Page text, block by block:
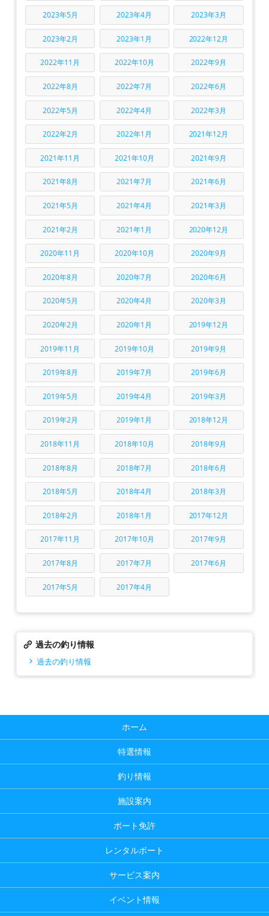
2023年5月 2023年4月 2023年3月
2023年2月 2023年1月 2022年12月
2022年11月 2022年10月 2022年9月
2022年8月 2022年7月 2022年6月
2022年5月 2022年4月 2022年3月
2022年2月 2022年1月 2021年12月
2021年11月 2021年10月 2021年9月
2021年8月 2021年7月 2021年6月
2021年5月 2021年4月 2021年3月
2021年2月 2021年1月 2020年12月
2020年11月 2020年10月 2020年9月
2020年8月 2020年7月 2020年6月
2020年5月 2020年4月 2020年3月
2020年2月 2020年1月 2019年12月
2019年11月 2019年10月 2019年9月
2019年8月 2019年7月 2019年6月
2019年5月 2019年4月 2019年3月
2019年2月 2019年1月 2018年12月
2018年11月 2018年10月 2018年9月
2018年8月 2018年7月 2018年6月
2018年5月 2018年4月 2018年3月
2018年2月 2018年1月 2017年12月
2017年11月 2017年10月 2017年9月
2017年8月 2017年7月 2017年6月
2017年5月 2017年4月
過去の釣り情報
過去の釣り情報
ホーム
特選情報
釣り情報
施設案内
ボート免許
レンタルボート
サービス案内
イベント情報